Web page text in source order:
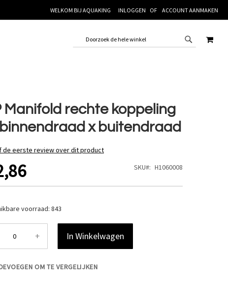
WELKOM BIJ AQUAKING INLOGGEN ACCOUNT AANMAKEN
Manifold rechte koppeling
x buitendraad
de eerste review over dit product
SKU H1060008
voorraad: 843
+ In Winkelwagen
OM TE VERGELIJKEN